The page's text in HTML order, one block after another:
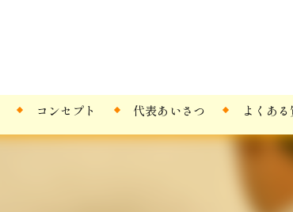
コンセプト 代表あいさつ よくあ